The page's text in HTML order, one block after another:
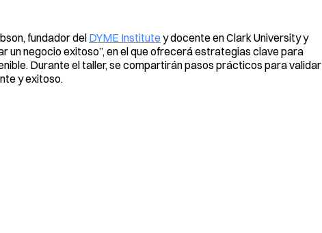
fundador del DYME Institutey docente en Clark University y
un negocio exitoso”, en el que ofrecerá estrategias clave para
Durante el taller, se compartirán pasos prácticos para validar
y exitoso.